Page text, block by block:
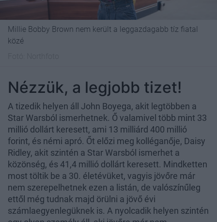
Millie Bobby Brown nem került a leggazdagabb tíz fiatal
közé
Nézzük, a legjobb tizet!
A tizedik helyen áll John Boyega, akit legtöbben a
Star Warsból ismerhetnek. Ő valamivel több mint 33
millió dollárt keresett, ami 13 milliárd 400 millió
forint, és némi apró. Őt előzi meg kolléganője, Daisy
Ridley, akit szintén a Star Warsból ismerhet a
közönség, és 41,4 millió dollárt keresett. Mindketten
most töltik be a 30. életévüket, vagyis jövőre már
nem szerepelhetnek ezen a listán, de valószínűleg
ettől még tudnak majd örülni a jövő évi
számlaegyenlegüknek is. A nyolcadik helyen szintén